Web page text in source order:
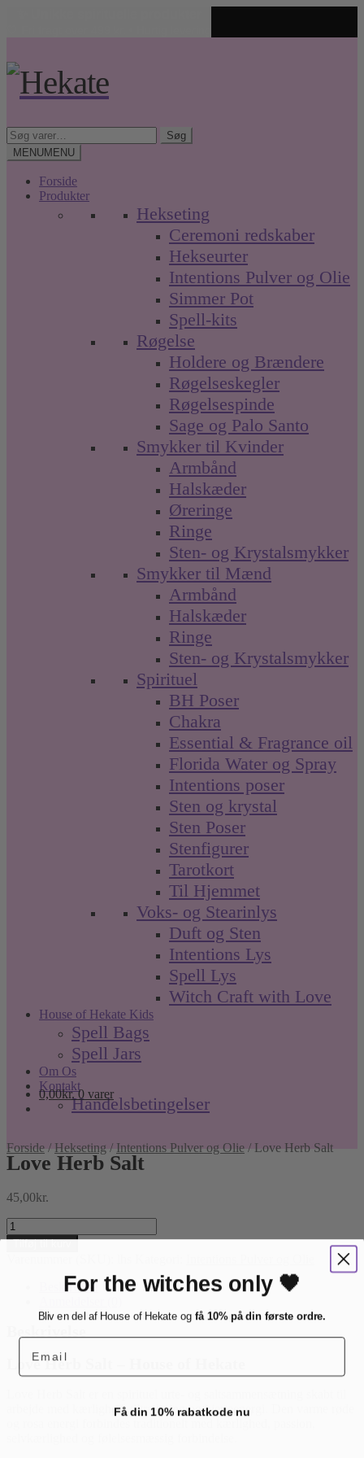
navigation
indhold
Søg
efter:
Søg
MENUMENU
Forside
Produkter
Hekseting
Ceremoni redskaber
Hekseurter
Intentions Pulver og Olie
Simmer Pot
Spell-kits
Røgelse
Holdere og Brændere
Røgelseskegler
Røgelsespinde
Sage og Palo Santo
Smykker til Kvinder
Armbånd
Halskæder
Øreringe
Ringe
Sten- og Krystalsmykker
Smykker til Mænd
Armbånd
Halskæder
Ringe
Sten- og Krystalsmykker
Spirituel
BH Poser
Chakra
Essential & Fragrance oil
Florida Water og Spray
Intentions poser
Sten og krystal
Sten Poser
Stenfigurer
Tarotkort
Til Hjemmet
Voks- og Stearinlys
Duft og Sten
Intentions Lys
Spell Lys
Witch Craft with Love
House of Hekate Kids
Spell Bags
Spell Jars
Om Os
Kontakt
Handelsbetingelser
0,00kr. 0 varer
Forside /Hekseting /Intentions Pulver og Olie /Love Herb Salt
Love Herb Salt
45,00kr.
Love
Herb
Tilføj til kurv
Beskrivelse
Love Herb Salt – House of Hekate
arbejde med kærlighed, tiltrækning og hjerteenergi. Den varme røde
For the witches only 🖤
Bliv en del af House of Hekate og få 10% på din første ordre.
Email
Få din 10% rabatkode nu